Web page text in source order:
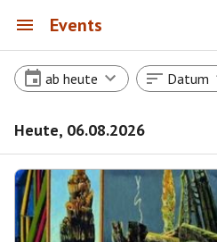
Events
ab heute Datum
Heute, 06.08.2026